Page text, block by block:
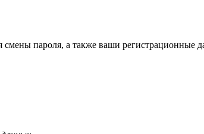
смены пароля, а также ваши регистрационные